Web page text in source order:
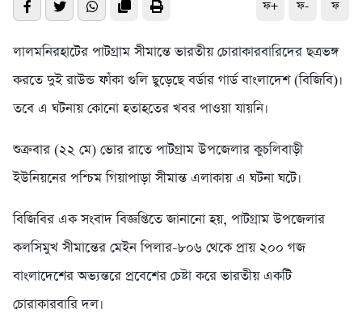
ফ+ ফ- ফ
লালমনিরহাটের পাটগ্রাম সীমান্তে ভারতীয় চোরাকারবারিদের ছত্রভঙ্গ
করতে দুই রাউন্ড ফাঁকা গুলি ছুড়েছে বর্ডার গার্ড বাংলাদেশ (বিজিবি)।
তবে এ ঘটনায় কোনো হতাহতের খবর পাওয়া যায়নি।
শুক্রবার (২২ মে) ভোর রাতে পাটগ্রাম উপজেলার কুচলিবাড়ী
ইউনিয়নের পশ্চিম গিয়াপাড়া সীমান্ত এলাকায় এ ঘটনা ঘটে।
বিজিবির এক সংবাদ বিজ্ঞপ্তিতে জানানো হয়, পাটগ্রাম উপজেলার
কলসিমুখ সীমান্তের মেইন পিলার-৮০৬ থেকে প্রায় ২০০ গজ
বাংলাদেশের অভ্যন্তরে প্রবেশের চেষ্টা করে ভারতীয় একটি
চোরাকারবারি দল।